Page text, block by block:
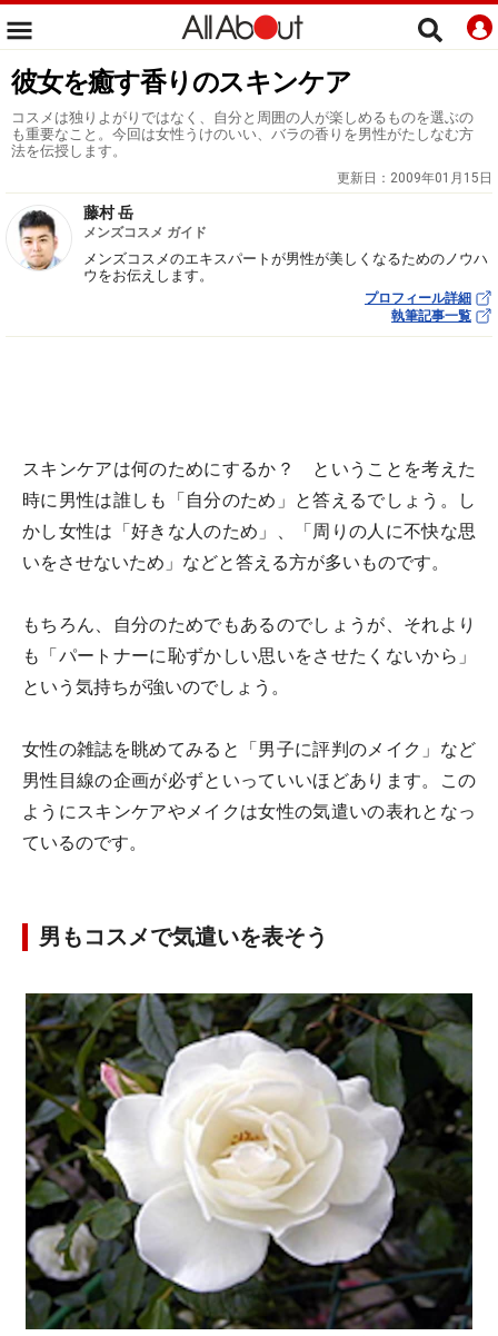
彼女を癒す香りのスキンケア
コスメは独りよがりではなく、自分と周囲の人が楽しめるものを選ぶの
も重要なこと。今回は女性うけのいい、バラの香りを男性がたしなむ方
法を伝授します。
更新日： 2009年01月15日
藤村 岳
メンズコスメ ガイド
メンズコスメのエキスパートが男性が美しくなるためのノウハ
ウをお伝えします。
プロフィール詳細
執筆記事一覧
スキンケアは何のためにするか？ ということを考えた
時に男性は誰しも「自分のため」と答えるでしょう。し
かし女性は「好きな人のため」、「周りの人に不快な思
いをさせないため」などと答える方が多いものです。
もちろん、自分のためでもあるのでしょうが、それより
も「パートナーに恥ずかしい思いをさせたくないから」
という気持ちが強いのでしょう。
女性の雑誌を眺めてみると「男子に評判のメイク」など
男性目線の企画が必ずといっていいほどあります。この
ようにスキンケアやメイクは女性の気遣いの表れとなっ
ているのです。
男もコスメで気遣いを表そう